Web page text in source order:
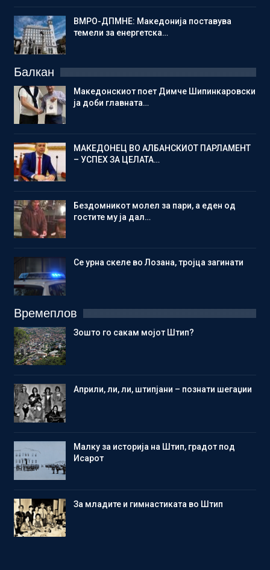
ВМРО-ДПМНЕ: Македонија поставува
темели за енергетска…
Балкан
Македонскиот поет Димче Шипинкаровски
ја доби главната…
МАКЕДОНЕЦ ВО АЛБАНСКИОТ ПАРЛАМЕНТ
– УСПЕХ ЗА ЦЕЛАТА…
Бездомникот молел за пари, а еден од
гостите му ја дал…
Се урна скеле во Лозана, тројца загинати
Времеплов
Зошто го сакам мојот Штип?
Aприли, ли, ли, штипјани – познати шегаџии
Малку за историја на Штип, градот под
Исарот
Зa младите и гимнастиката во Штип